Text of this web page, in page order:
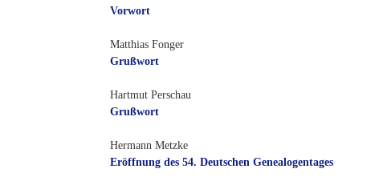
Vorwort
Matthias Fonger
Grußwort
Hartmut Perschau
Grußwort
Hermann Metzke
Eröffnung des 54. Deutschen Genealogentages